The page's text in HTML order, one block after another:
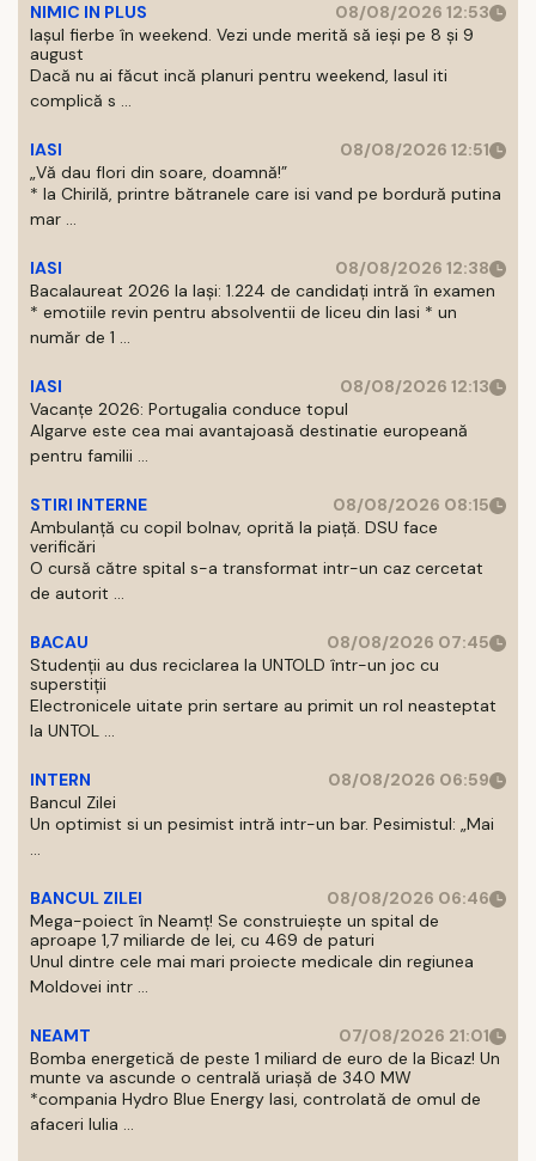
NIMIC IN PLUS
08/08/2026 12:53
Iașul fierbe în weekend. Vezi unde merită să ieși pe 8 și 9
august
Dacă nu ai făcut incă planuri pentru weekend, Iasul iti
complică s ...
IASI
08/08/2026 12:51
„Vă dau flori din soare, doamnă!”
* la Chirilă, printre bătranele care isi vand pe bordură putina
mar ...
IASI
08/08/2026 12:38
Bacalaureat 2026 la Iași: 1.224 de candidați intră în examen
* emotiile revin pentru absolventii de liceu din Iasi * un
număr de 1 ...
IASI
08/08/2026 12:13
Vacanțe 2026: Portugalia conduce topul
Algarve este cea mai avantajoasă destinatie europeană
pentru familii ...
STIRI INTERNE
08/08/2026 08:15
Ambulanță cu copil bolnav, oprită la piață. DSU face
verificări
O cursă către spital s-a transformat intr-un caz cercetat
de autorit ...
BACAU
08/08/2026 07:45
Studenții au dus reciclarea la UNTOLD într-un joc cu
superstiții
Electronicele uitate prin sertare au primit un rol neasteptat
la UNTOL ...
INTERN
08/08/2026 06:59
Bancul Zilei
Un optimist si un pesimist intră intr-un bar. Pesimistul: „Mai
...
BANCUL ZILEI
08/08/2026 06:46
Mega-poiect în Neamț! Se construiește un spital de
aproape 1,7 miliarde de lei, cu 469 de paturi
Unul dintre cele mai mari proiecte medicale din regiunea
Moldovei intr ...
NEAMT
07/08/2026 21:01
Bomba energetică de peste 1 miliard de euro de la Bicaz! Un
munte va ascunde o centrală uriașă de 340 MW
*compania Hydro Blue Energy Iasi, controlată de omul de
afaceri Iulia ...